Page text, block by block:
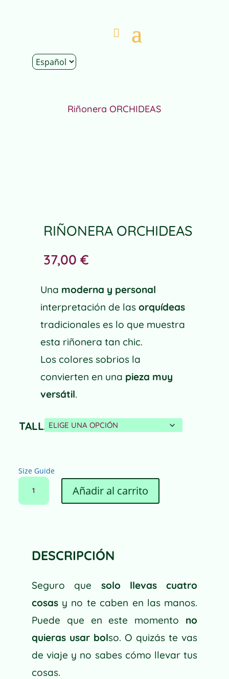
Riñonera ORCHIDEAS
RIÑONERA ORCHIDEAS
37,00 €
Una moderna y personal
interpretación de las orquídeas
tradicionales es lo que muestra
esta riñonera tan chic.
Los colores sobrios la
convierten en una pieza muy
versátil.
TALLA
Size Guide
RIÑONERA
ORCHIDEAS
CANTIDAD
Añadir al carrito
DESCRIPCIÓN
Seguro que solo llevas cuatro
cosasy no te caben en las manos.
Puede que en este momento no
quieras usar bolso. O quizás te vas
de viaje y no sabes cómo llevar tus
cosas.